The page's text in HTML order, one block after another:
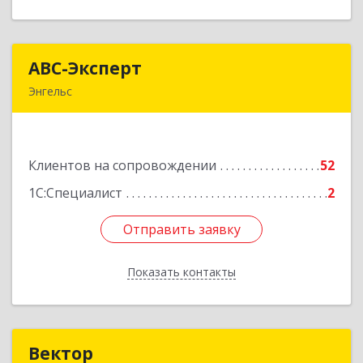
АВС-Эксперт
Энгельс
Клиентов на сопровождении
52
1С:Специалист
2
Отправить заявку
Показать контакты
Подробнее
Отправить заявку
Назад
Вектор